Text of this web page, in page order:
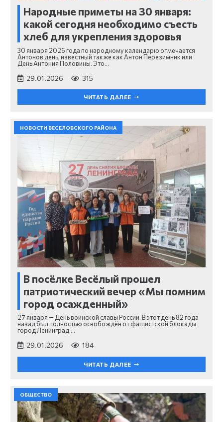
Народные приметы на 30 января:
какой сегодня необходимо съесть
хлеб для укрепления здоровья
30 января 2026 года по народному календарю отмечается
Антонов день, известный также как Антон Перезимник или
День Антония Половины. Это…
29.01.2026 315
ЧИТАТЬ ДАЛЕЕ
НОВОСТИ ВЕСЕЛОВСКОГО РАЙОНА
В посёлке Весёлый прошел
патриотический вечер «Мы помним
город осажденный»
27 января — День воинской славы России. В этот день 82 года
назад был полностью освобождён от фашистской блокады
город Ленинград.…
29.01.2026 184
ЧИТАТЬ ДАЛЕЕ
ОБЩЕСТВО